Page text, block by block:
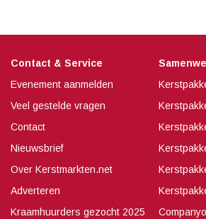
Contact & Service
Evenement aanmelden
Veel gestelde vragen
Contact
Nieuwsbrief
Over Kerstmarkten.net
Adverteren
Kraamhuurders gezocht 2025